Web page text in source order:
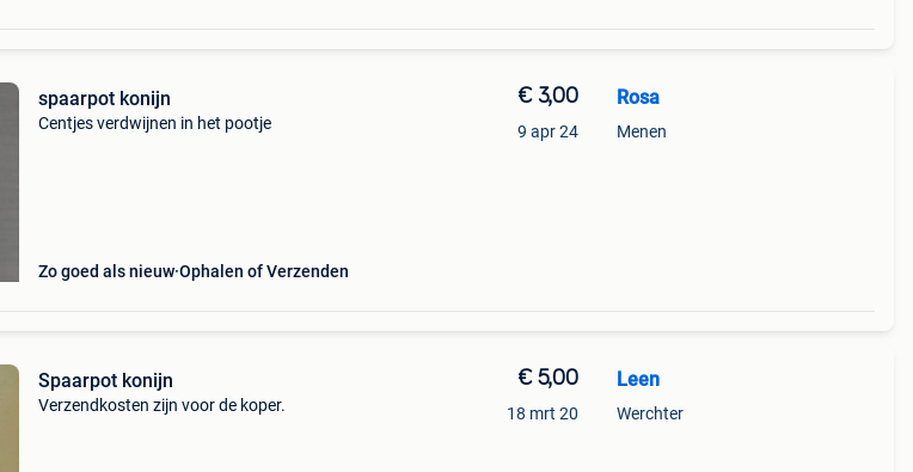
spaarpot konijn
Centjes verdwijnen in het pootje
Zo goed als nieuw Ophalen of Verzenden
€ 3,00
9 apr 24
Rosa
Menen
Spaarpot konijn
Verzendkosten zijn voor de koper.
€ 5,00
18 mrt 20
Leen
Werchter